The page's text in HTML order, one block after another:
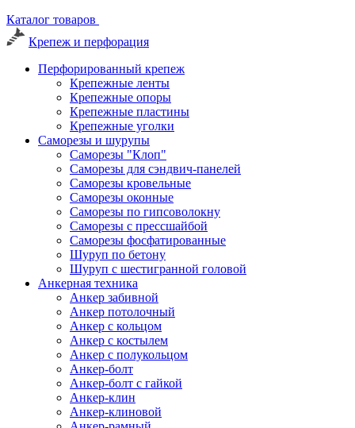
Каталог товаров
Крепеж и перфорация
Перфорированный крепеж
Крепежные ленты
Крепежные опоры
Крепежные пластины
Крепежные уголки
Саморезы и шурупы
Саморезы "Клоп"
Саморезы для сэндвич-панелей
Саморезы кровельные
Саморезы оконные
Саморезы по гипсоволокну
Саморезы с прессшайбой
Саморезы фосфатированные
Шуруп по бетону
Шуруп с шестигранной головой
Анкерная техника
Анкер забивной
Анкер потолочный
Анкер с кольцом
Анкер с костылем
Анкер с полукольцом
Анкер-болт
Анкер-болт с гайкой
Анкер-клин
Анкер-клиновой